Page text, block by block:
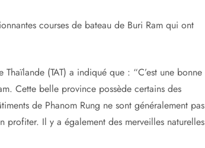
courses de bateau de Buri Ram qui ont
(TAT) a indiqué que : “C’est une bonne
Cette belle province possède certains des
de Phanom Rung ne sont généralement pas
profiter. Il y a également des merveilles naturelles